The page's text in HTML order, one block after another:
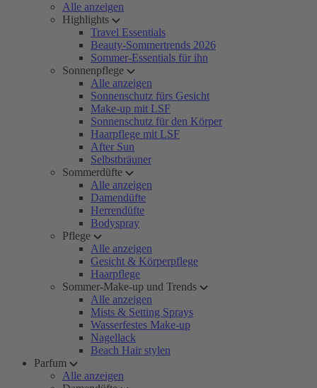
Alle anzeigen
Highlights
Travel Essentials
Beauty-Sommertrends 2026
Sommer-Essentials für ihn
Sonnenpflege
Alle anzeigen
Sonnenschutz fürs Gesicht
Make-up mit LSF
Sonnenschutz für den Körper
Haarpflege mit LSF
After Sun
Selbstbräuner
Sommerdüfte
Alle anzeigen
Damendüfte
Herrendüfte
Bodyspray
Pflege
Alle anzeigen
Gesicht & Körperpflege
Haarpflege
Sommer-Make-up und Trends
Alle anzeigen
Mists & Setting Sprays
Wasserfestes Make-up
Nagellack
Beach Hair stylen
Parfum
Alle anzeigen